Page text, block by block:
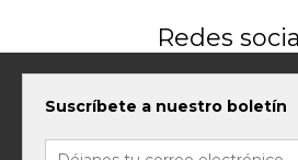
Redes
Este sitio web almacena datos como cookies
necesaria del sitio, incluidos análisis y
predeterminada.
Suscríbete a nuestro boletín